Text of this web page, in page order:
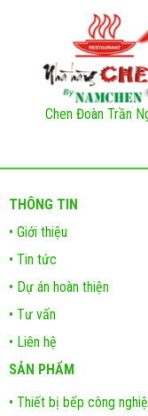
Chen Đoàn Trần
THÔNG TIN
• Giới thiệu
• Tin tức
• Dự án hoàn thiện
• Tư vấn
• Liên hệ
SẢN PHẨM
• Thiết bị bếp công